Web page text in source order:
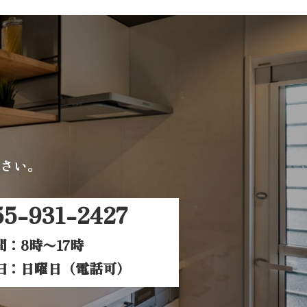
い。
931-2427
：8時〜17時
：日曜日（電話可）